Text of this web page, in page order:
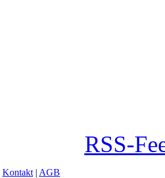
RSS-
Kontakt | AGB